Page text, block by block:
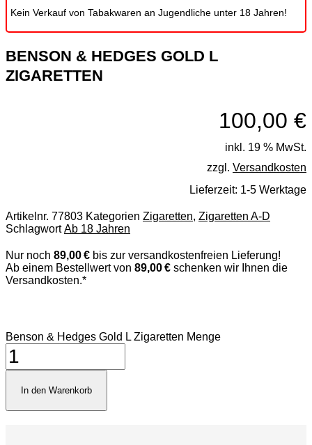
Kein Verkauf von Tabakwaren an Jugendliche unter 18 Jahren!
BENSON & HEDGES GOLD L
ZIGARETTEN
100,00 €
inkl. 19 % MwSt.
zzgl. Versandkosten
Lieferzeit: 1-5 Werktage
Artikelnr. 77803 Kategorien Zigaretten, Zigaretten A-D
Schlagwort Ab 18 Jahren
Nur noch 89,00 € bis zur versandkostenfreien Lieferung!
Ab einem Bestellwert von 89,00 € schenken wir Ihnen die
Versandkosten.*
Benson & Hedges Gold L Zigaretten Menge
In den Warenkorb